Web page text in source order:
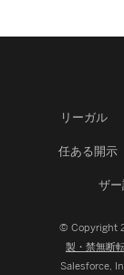
リーガル
任ある開示
ザ
© Copyright
製・禁無断
Salesforce,